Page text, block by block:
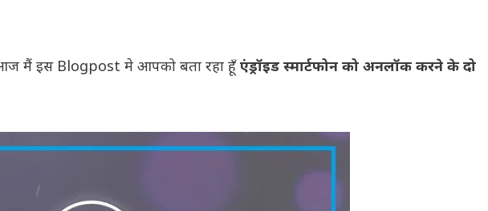
आज मैं इस Blogpost मे आपको बता रहा हूँएंड्रॉइड स्मार्टफोन को अनलॉक करने के दो